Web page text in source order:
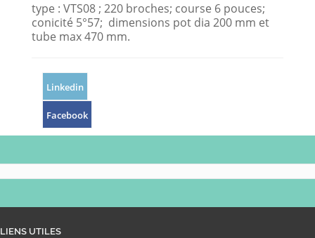
type : VTS08 ; 220 broches; course 6 pouces;
conicité 5°57; dimensions pot dia 200 mm et
tube max 470 mm.
Linkedin
Facebook
LIENS UTILES